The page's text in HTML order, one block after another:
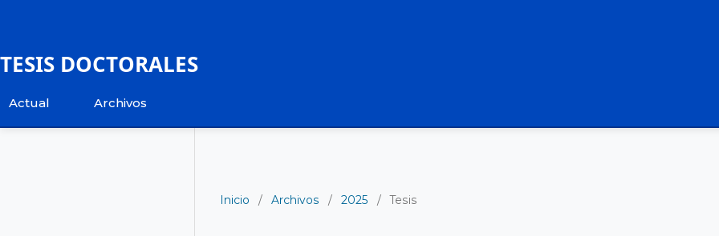
TESIS DOCTORALES
Actual Archivos
Inicio / Archivos / 2025 / Tesis